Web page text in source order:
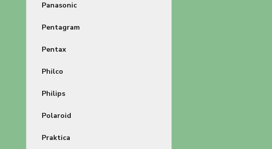
Panasonic
Pentagram
Pentax
Philco
Philips
Polaroid
Praktica